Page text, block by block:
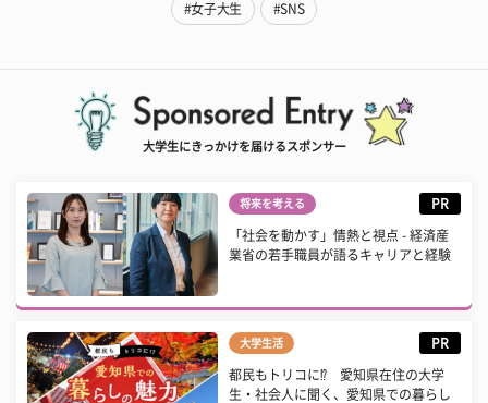
#女子大生 #SNS
大学生にきっかけを届けるスポンサー
将来を考える PR
「社会を動かす」情熱と視点 - 経済産
業省の若手職員が語るキャリアと経験
大学生活 PR
都民もトリコに⁉ 愛知県在住の大学
生・社会人に聞く、愛知県での暮らし